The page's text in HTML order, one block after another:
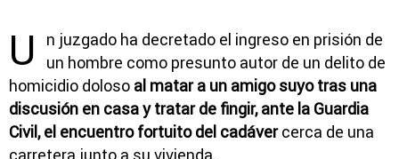
U
n juzgado ha decretado el ingreso en prisión de
un hombre como presunto autor de un delito de
homicidio doloso al matar a un amigo suyo tras una
discusión en casa y tratar de fingir, ante la Guardia
Civil, el encuentro fortuito del cadávercerca de una